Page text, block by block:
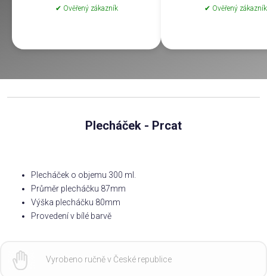
✔ Ověřený zákazník ✔ Ověřený zákazník
Plecháček - Prcat
Plecháček o objemu 300 ml.
Průměr plecháčku 87mm
Výška plecháčku 80mm
Provedení v bílé barvě
Vyrobeno ručně v České republice